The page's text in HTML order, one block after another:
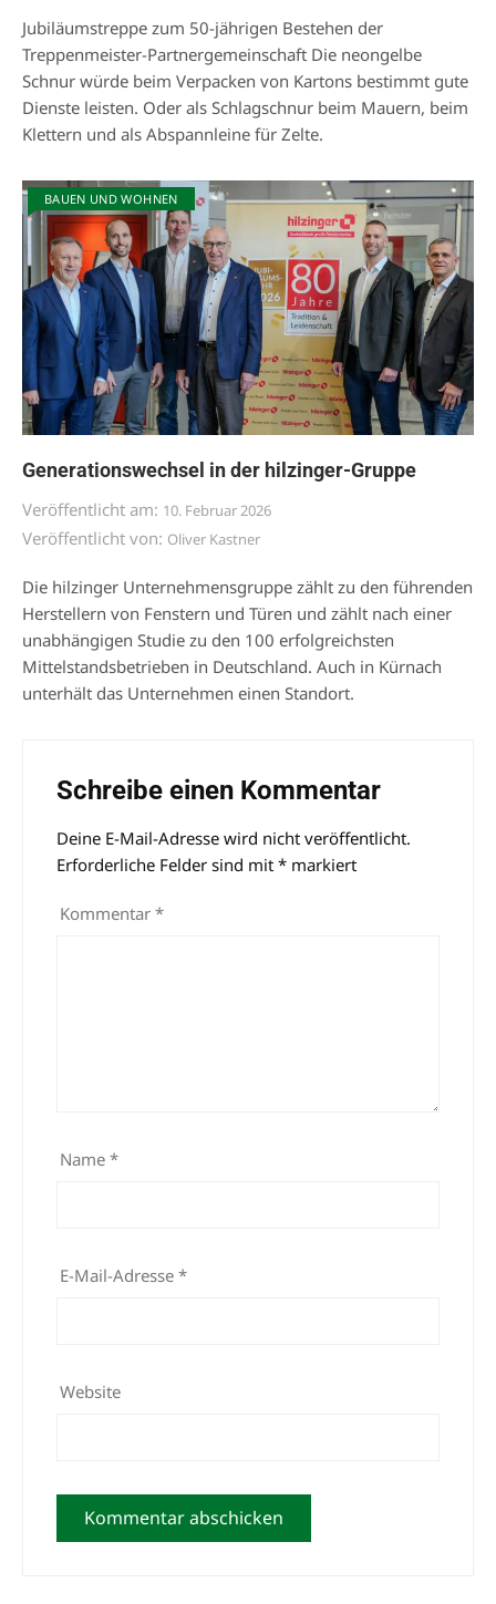
Jubiläumstreppe zum 50-jährigen Bestehen der
Treppenmeister-Partnergemeinschaft Die neongelbe
Schnur würde beim Verpacken von Kartons bestimmt gute
Dienste leisten. Oder als Schlagschnur beim Mauern, beim
Klettern und als Abspannleine für Zelte.
BAUEN UND WOHNEN
Generationswechsel in der hilzinger-Gruppe
Veröffentlicht am: 10. Februar 2026
Veröffentlicht von: Oliver Kastner
Die hilzinger Unternehmensgruppe zählt zu den führenden
Herstellern von Fenstern und Türen und zählt nach einer
unabhängigen Studie zu den 100 erfolgreichsten
Mittelstandsbetrieben in Deutschland. Auch in Kürnach
unterhält das Unternehmen einen Standort.
Schreibe einen Kommentar
Deine E-Mail-Adresse wird nicht veröffentlicht.
Erforderliche Felder sind mit * markiert
Kommentar *
Name *
E-Mail-Adresse *
Website
Alternative: